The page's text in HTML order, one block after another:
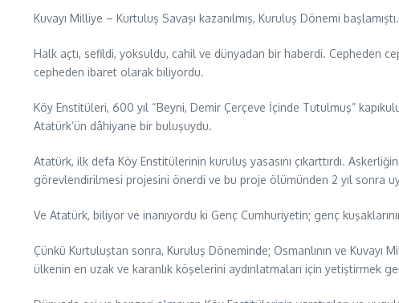
Kuvayı Milliye – Kurtuluş Savaşı kazanılmış, Kuruluş Dönemi
Halk açtı, sefildi, yoksuldu, cahil ve dünyadan bir haberdi. Cepheden
cepheden ibaret olarak biliyordu.
Köy Enstitüleri, 600 yıl “Beyni, Demir Çerçeve İçinde Tutulmuş”
Atatürk’ün dâhiyane bir buluşuydu.
Atatürk, ilk defa Köy Enstitülerinin kuruluş yasasını çıkarttırdı.
görevlendirilmesi projesini önerdi ve bu proje ölümünden 2 yıl sonra
Ve Atatürk, biliyor ve inanıyordu ki Genç Cumhuriyetin; genç
Çünkü Kurtuluştan sonra, Kuruluş Döneminde; Osmanlının ve Kuvayı
ülkenin en uzak ve karanlık köşelerini aydınlatmaları için yetiştirmek